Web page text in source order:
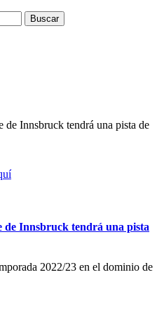
de Innsbruck tendrá una pista